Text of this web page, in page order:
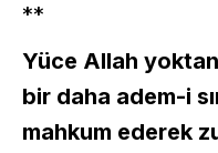
**
Yüce Allah yoktan
bir daha adem-i
mahkum ederek